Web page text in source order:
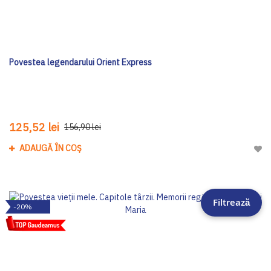
Povestea legendarului Orient Express
125,52 lei 156,90 lei
ADAUGĂ ÎN COȘ
-20% Filtrează